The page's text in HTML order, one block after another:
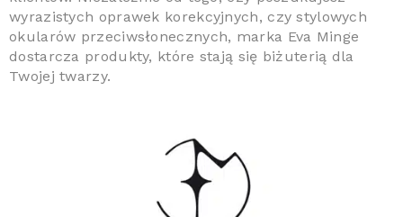
wyrazistych oprawek korekcyjnych, czy stylowych
okularów przeciwsłonecznych, marka Eva Minge
dostarcza produkty, które stają się biżuterią dla
Twojej twarzy.